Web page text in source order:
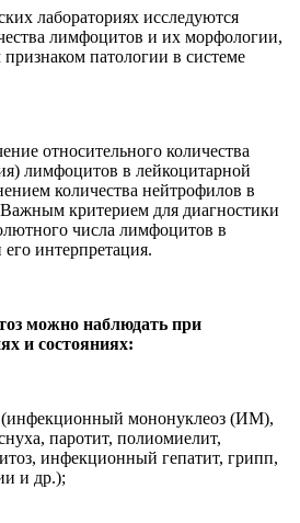
лабораториях исследуются
лимфоцитов и их морфологии,
патологии в системе
относительного количества
лимфоцитов в лейкоцитарной
количества нейтрофилов в
критерием для диагностики
числа лимфоцитов в
интерпретация.
можно наблюдать при
и состояниях:
мононуклеоз (ИМ),
паротит, полиомиелит,
инфекционный гепатит, грипп,
и др.);